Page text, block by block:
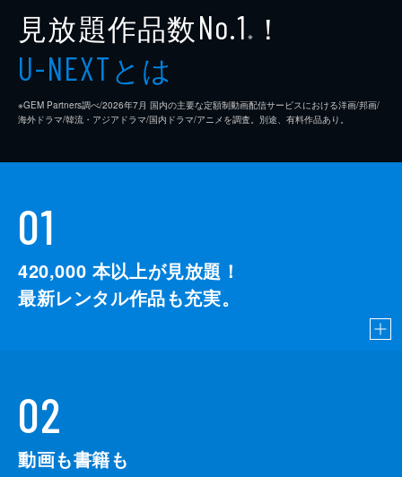
見放題作品数No.1 ※ ！
U-NEXTとは
※GEM Partners調べ/2026年7⽉ 国内の主要な定額制動画配信サービスにおける洋画/邦画/
海外ドラマ/韓流・アジアドラマ/国内ドラマ/アニメを調査。別途、有料作品あり。
01
420,000 本以上が見放題！
最新レンタル作品も充実。
02
動画も書籍も